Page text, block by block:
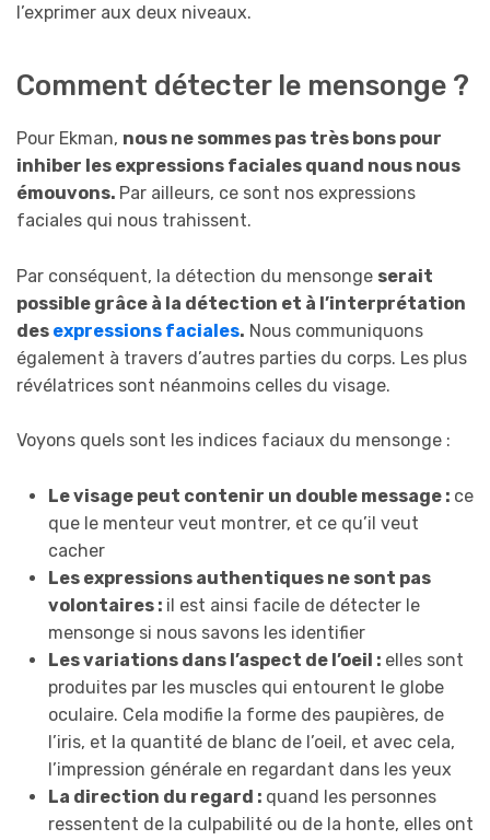
l’exprimer aux deux niveaux.
Comment détecter le mensonge ?
Pour Ekman, nous ne sommes pas très bons pour
inhiber les expressions faciales quand nous nous
émouvons. Par ailleurs, ce sont nos expressions
faciales qui nous trahissent.
Par conséquent, la détection du mensonge serait
possible grâce à la détection et à l’interprétation
des expressions faciales. Nous communiquons
également à travers d’autres parties du corps. Les plus
révélatrices sont néanmoins celles du visage.
Voyons quels sont les indices faciaux du mensonge :
Le visage peut contenir un double message : ce
que le menteur veut montrer, et ce qu’il veut
cacher
Les expressions authentiques ne sont pas
volontaires : il est ainsi facile de détecter le
mensonge si nous savons les identifier
Les variations dans l’aspect de l’oeil : elles sont
produites par les muscles qui entourent le globe
oculaire. Cela modifie la forme des paupières, de
l’iris, et la quantité de blanc de l’oeil, et avec cela,
l’impression générale en regardant dans les yeux
La direction du regard : quand les personnes
ressentent de la culpabilité ou de la honte, elles ont